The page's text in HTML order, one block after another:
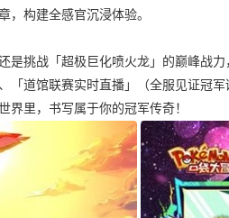
，构建全感官沉浸体验。
是挑战「超极巨化喷火龙」的巅峰战
「道馆联赛实时直播」（全服见证冠
界里，书写属于你的冠军传奇！